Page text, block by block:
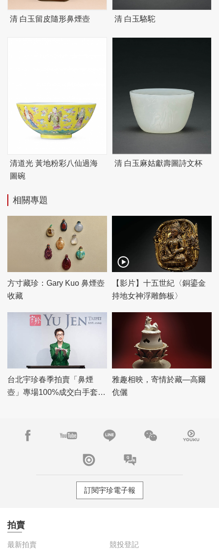
清 白玉留皮隨形鼻煙壺 清 白玉駱駝
清道光 黃地粉彩八仙過海
圖碗
清 白玉麻姑獻壽圖詩文杯
相關專題
方寸藏珍：Gary Kuo 鼻煙壺
收藏
【影片】十五世紀〈銅鎏金
持地女神浮雕飾板〉
台北宇珍春季拍賣「鼻煙
壺」專場100%成交白手套，
雅趣相映，寄情於藏—高爾
伉儷
訂閱宇珍電子報
拍賣
最新拍賣 競投登記